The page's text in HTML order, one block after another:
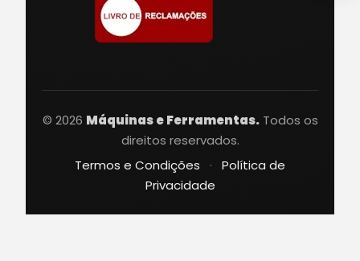
© 2026 Máquinas e Ferramentas.Todos os
direitos reservados.
Termos e Condições
·
Política de
Privacidade